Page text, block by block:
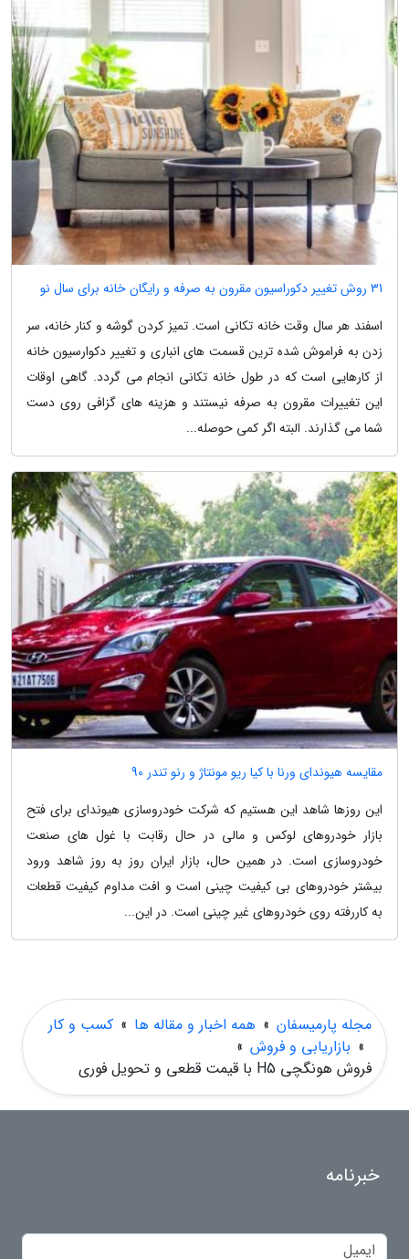
31 روش تغییر دکوراسیون مقرون به صرفه و رایگان خانه برای سال نو
اسفند هر سال وقت خانه تکانی است. تمیز کردن گوشه و کنار خانه، سر
زدن به فراموش شده ترین قسمت های انباری و تغییر دکوارسیون خانه
از کارهایی است که در طول خانه تکانی انجام می گردد. گاهی اوقات
این تغییرات مقرون به صرفه نیستند و هزینه های گزافی روی دست
شما می گذارند. البته اگر کمی حوصله...
مقایسه هیوندای ورنا با کیا ریو مونتاژ و رنو تندر 90
این روزها شاهد این هستیم که شرکت خودروسازی هیوندای برای فتح
بازار خودروهای لوکس و مالی در حال رقابت با غول های صنعت
خودروسازی است. در همین حال، بازار ایران روز به روز شاهد ورود
بیشتر خودروهای بی کیفیت چینی است و افت مداوم کیفیت قطعات
به کاررفته روی خودروهای غیر چینی است. در این...
مجله پارمیسفان » همه اخبار و مقاله ها » کسب و کار
» بازاریابی و فروش »
فروش هونگچی H5 با قیمت قطعی و تحویل فوری
خبرنامه